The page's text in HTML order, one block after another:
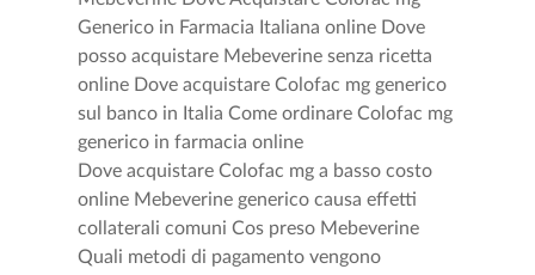
Generico in Farmacia Italiana online Dove
posso acquistare Mebeverine senza ricetta
online Dove acquistare Colofac mg generico
sul banco in Italia Come ordinare Colofac mg
generico in farmacia online
Dove acquistare Colofac mg a basso costo
online Mebeverine generico causa effetti
collaterali comuni Cos preso Mebeverine
Quali metodi di pagamento vengono